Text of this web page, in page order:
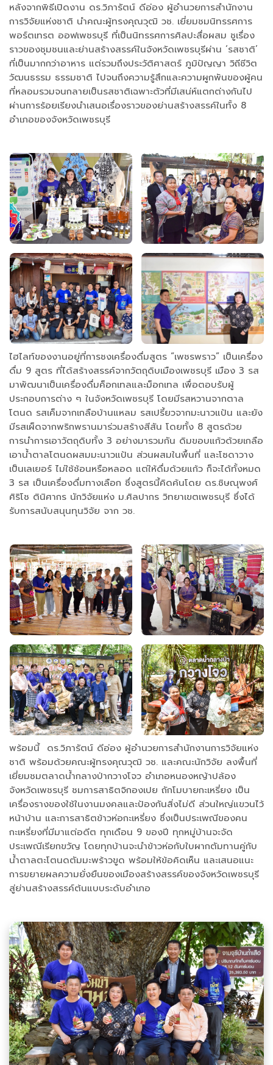
หลังจากพิธีเปิดงาน ดร.วิภารัตน์ ดีอ่อง ผู้อำนวยการสำนักงาน
การวิจัยแห่งชาติ นำคณะผู้ทรงคุณวุฒิ วช. เยี่ยมชมนิทรรศการ
พอร์ตเทรต ออฟเพชรบุรี ที่เป็นนิทรรศการศิลปะสื่อผสม ชูเรื่อง
ราวของชุมชนและย่านสร้างสรรค์ในจังหวัดเพชรบุรีผ่าน ‘รสชาติ’
ที่เป็นมากกว่าอาหาร แต่รวมถึงประวัติศาสตร์ ภูมิปัญญา วิถีชีวิต
วัฒนธรรม ธรรมชาติ ไปจนถึงความรู้สึกและความผูกพันของผู้คน
ที่หลอมรวมจนกลายเป็นรสชาติเฉพาะตัวที่มีเสน่ห์แตกต่างกันไป
ผ่านการร้อยเรียงนำเสนอเรื่องราวของย่านสร้างสรรค์ในทั้ง 8
อำเภอของจังหวัดเพชรบุรี
ไฮไลท์ของงานอยู่ที่การชงเครื่องดื่มสูตร “เพชรพราว” เป็นเครื่อง
ดื่ม 9 สูตร ที่ได้สร้างสรรค์จากวัตถุดิบเมืองเพชรบุรี เมือง 3 รส
มาพัฒนาเป็นเครื่องดื่มค็อกเทลและม็อกเทล เพื่อตอบรับผู้
ประกอบการต่าง ๆ ในจังหวัดเพชรบุรี โดยมีรสหวานจากตาล
โตนด รสเค็มจากเกลือบ้านแหลม รสเปรี้ยวจากมะนาวแป้น และยัง
มีรสเผ็ดจากพริกพรานมาร่วมสร้างสีสัน โดยทั้ง 8 สูตรด้วย
การนำการเอาวัตถุดิบทั้ง 3 อย่างมารวมกัน ดิมขอบแก้วด้วยเกลือ
เอาน้ำตาลโตนดผสมมะนาวแป้น ส่วนผสมในพื้นที่ และโซดาวาง
เป็นเลเยอร์ ไม่ใช้ช้อนหรือหลอด แต่ให้ดื่มด้วยแก้ว ก็จะได้ทั้งหมด
3 รส เป็นเครื่องดื่มทางเลือก ซึ่งสูตรนี้คิดค้นโดย ดร.ชิษณุพงศ์
ศิริโช ตินิศากร นักวิจัยแห่ง ม.ศิลปากร วิทยาเขตเพชรบุรี ซึ่งได้
รับการสนับสนุนทุนวิจัย จาก วช.
พร้อมนี้ ดร.วิภารัตน์ ดีอ่อง ผู้อำนวยการสำนักงานการวิจัยแห่ง
ชาติ พร้อมด้วยคณะผู้ทรงคุณวุฒิ วช. และคณะนักวิจัย ลงพื้นที่
เยี่ยมชมตลาดน้ำกลางป่ากวางโจว อำเภอหนองหญ้าปล้อง
จังหวัดเพชรบุรี ชมการสาธิตจิกองเปย ถักโมบายกะเหรี่ยง เป็น
เครื่องรางของใช้ในงานมงคลและป้องกันสิ่งไม่ดี ส่วนใหญ่แขวนไว้
หน้าบ้าน และการสาธิตข้าวห่อกะเหรี่ยง ซึ่งเป็นประเพณีของคน
กะเหรี่ยงที่มีมาแต่อดีต ทุกเดือน 9 ของปี ทุกหมู่บ้านจะจัด
ประเพณีเรียกขวัญ โดยทุกบ้านจะนำข้าวห่อกับใบผากตัมทานคู่กับ
น้ำตาลตะโตนดตัมมะพร้าวขูด พร้อมให้ข้อคิดเห็น และเสนอแนะ
การขยายผลความยั่งยืนของเมืองสร้างสรรค์ของจังหวัดเพชรบุรี
สู่ย่านสร้างสรรค์ต้นแบบระดับอำเภอ